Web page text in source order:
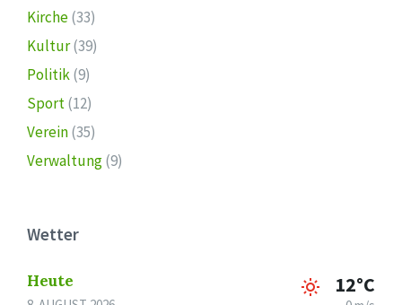
Kirche(33)
Kultur(39)
Politik(9)
Sport(12)
Verein(35)
Verwaltung(9)
Wetter
Heute 12°C